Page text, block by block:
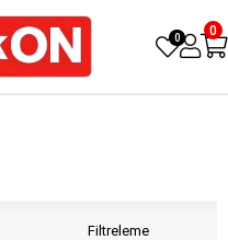
0 0
Filtreleme